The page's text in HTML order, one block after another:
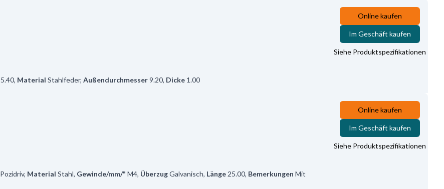
5.40, Material Stahlfeder, Außendurchmesser9.20, Dicke 1.00
Online kaufen
Im Geschäft kaufen
Siehe Produktspezifikationen
Pozidriv, Material Stahl, Gewinde/mm/" M4, ÜberzugGalvanisch, Länge 25.00, Bemerkungen Mit
Online kaufen
Im Geschäft kaufen
Siehe Produktspezifikationen